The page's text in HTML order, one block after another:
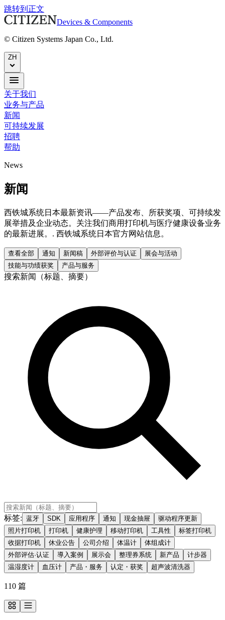
跳转到正文
Devices & Components
© Citizen Systems Japan Co., Ltd.
ZH
关于我们
业务与产品
新闻
可持续发展
招聘
帮助
News
新闻
西铁城系统日本最新资讯——产品发布、所获奖项、可持续发
展举措及企业动态。关注我们商用打印机与医疗健康设备业务
的最新进展。. 西铁城系统日本官方网站信息。
查看全部 通知 新闻稿 外部评价与认证
展会与活动
技能与功绩获奖
产品与服务
搜索新闻（标题、摘要）
标签: 蓝牙 SDK 应用程序 通知 现金抽屉
驱动程序更新
照片打印机
打印机 健康护理 移动打印机 工具性
标签打印机
收据打印机
休业公告 公司介绍 体温计
体组成计
外部评估·认证
導入案例 展示会 整理券系统 新产品
计步器
温湿度计
血压计 产品・服务 认定・获奖 超声波清洗器
110 篇